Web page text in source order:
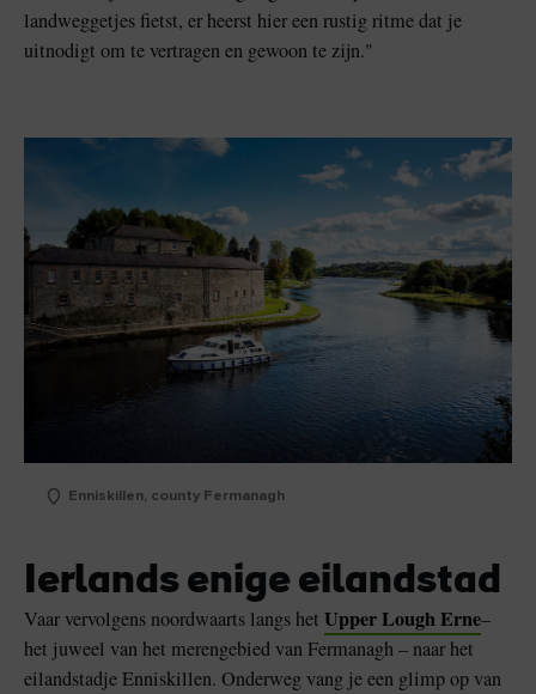
landweggetjes fietst, er heerst hier een rustig ritme dat je
uitnodigt om te vertragen en gewoon te zijn."
Enniskillen, county Fermanagh
Ierlands enige eilandstad
Vaar vervolgens noordwaarts langs het Upper Lough Erne–
het juweel van het merengebied van Fermanagh – naar het
eilandstadje Enniskillen. Onderweg vang je een glimp op van